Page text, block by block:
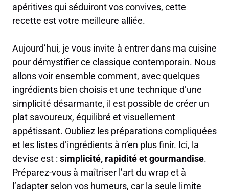
apéritives qui séduiront vos convives, cette
recette est votre meilleure alliée.
Aujourd’hui, je vous invite à entrer dans ma cuisine
pour démystifier ce classique contemporain. Nous
allons voir ensemble comment, avec quelques
ingrédients bien choisis et une technique d’une
simplicité désarmante, il est possible de créer un
plat savoureux, équilibré et visuellement
appétissant. Oubliez les préparations compliquées
et les listes d’ingrédients à n’en plus finir. Ici, la
devise est : simplicité, rapidité et gourmandise.
Préparez-vous à maîtriser l’art du wrap et à
l’adapter selon vos humeurs, car la seule limite